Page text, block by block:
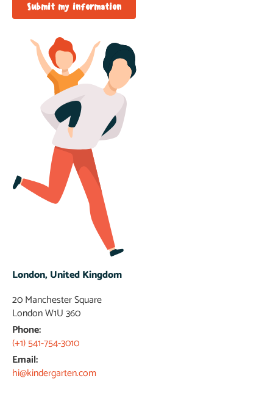
London, United Kingdom
20 Manchester Square
London W1U 360​
Phone:
(+1) 541-754-3010
Email:
hi@kindergarten.com
Submit my information